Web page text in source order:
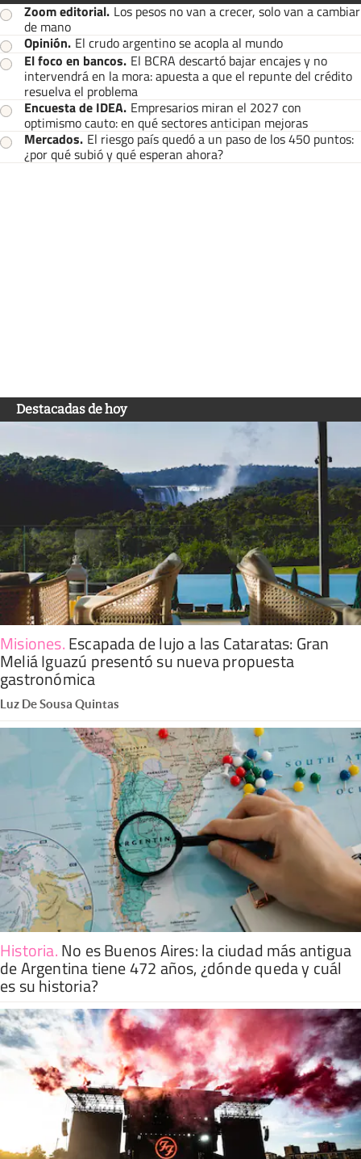
Zoom editorial. Los pesos no van a crecer, solo van a cambiar
de mano
Opinión. El crudo argentino se acopla al mundo
El foco en bancos. El BCRA descartó bajar encajes y no
intervendrá en la mora: apuesta a que el repunte del crédito
resuelva el problema
Encuesta de IDEA. Empresarios miran el 2027 con
optimismo cauto: en qué sectores anticipan mejoras
Mercados. El riesgo país quedó a un paso de los 450 puntos:
¿por qué subió y qué esperan ahora?
Destacadas de hoy
Misiones.Escapada de lujo a las Cataratas: Gran
Meliá Iguazú presentó su nueva propuesta
gastronómica
Luz De Sousa Quintas
Historia.No es Buenos Aires: la ciudad más antigua
de Argentina tiene 472 años, ¿dónde queda y cuál
es su historia?